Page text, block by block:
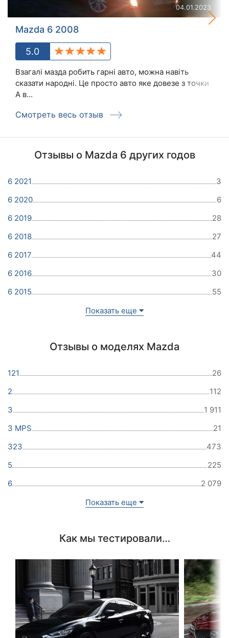
04.01.2023
Mazda 6 2008
5.0
Взагалі мазда робить гарні авто, можна навіть
сказати народні. Це просто авто яке довезе з точки
А в...
Смотреть весь отзыв
Отзывы о Mazda 6 других годов
6 2021
3
6 2020
6
6 2019
28
6 2018
27
6 2017
44
6 2016
30
6 2015
55
Показать еще
Отзывы о моделях Mazda
121
26
2
112
3
1 911
3 MPS
21
323
473
5
225
6
2 079
Показать еще
Как мы тестировали…